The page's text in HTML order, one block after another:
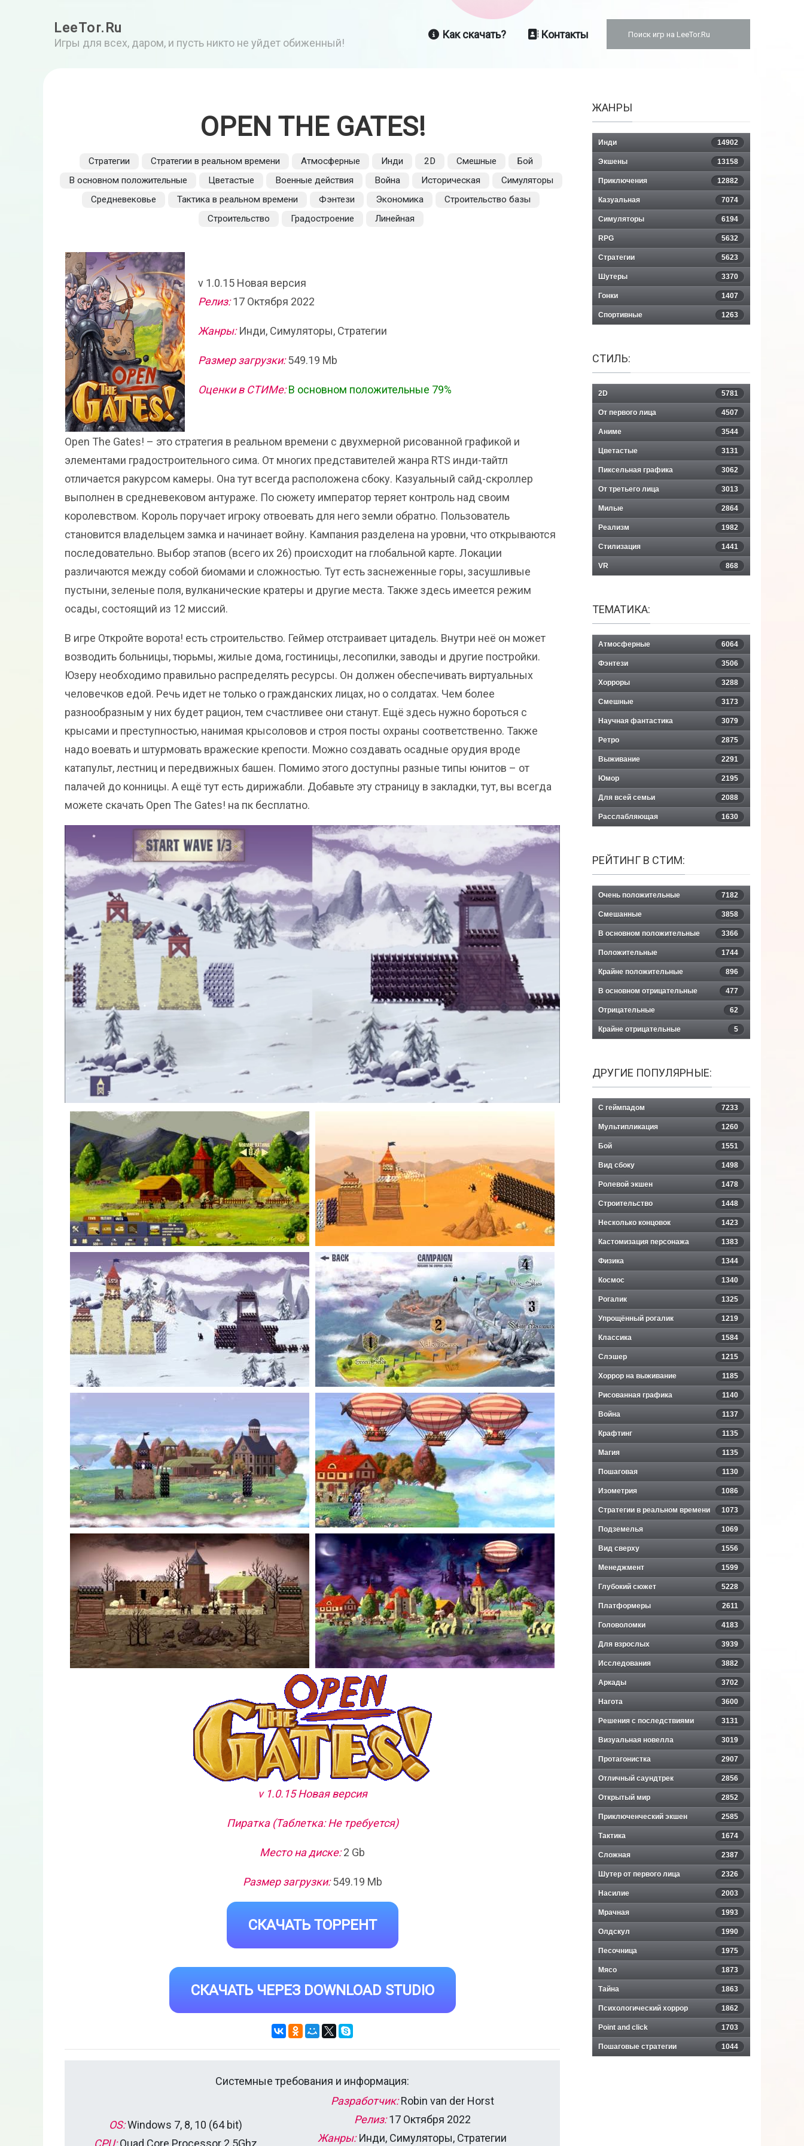
LeeTor.Ru
Игры для всех, даром, и пусть никто не уйдет обиженный!
Как скачать? Контакты
OPEN THE GATES!
Стратегии Стратегии в реальном времени Атмосферные Инди 2D Смешные
Бой
В основном положительные
Цветастые Военные действия Война Историческая
Симуляторы
Средневековье
Тактика в реальном времени Фэнтези Экономика
Строительство базы
Строительство
Градостроение Линейная
v 1.0.15 Новая версия
Релиз:17 Октября 2022
Жанры:Инди, Симуляторы, Стратегии
Размер загрузки:549.19 Mb
Оценки в СТИМе: В основном положительные 79%
Open The Gates! – это стратегия в реальном времени с двухмерной рисованной графикой и
элементами градостроительного сима. От многих представителей жанра RTS инди-тайтл
отличается ракурсом камеры. Она тут всегда расположена сбоку. Казуальный сайд-скроллер
выполнен в средневековом антураже. По сюжету император теряет контроль над своим
королевством. Король поручает игроку отвоевать для него земли обратно. Пользователь
становится владельцем замка и начинает войну. Кампания разделена на уровни, что открываются
последовательно. Выбор этапов (всего их 26) происходит на глобальной карте. Локации
различаются между собой биомами и сложностью. Тут есть заснеженные горы, засушливые
пустыни, зеленые поля, вулканические кратеры и другие места. Также здесь имеется режим
осады, состоящий из 12 миссий.
В игре Откройте ворота! есть строительство. Геймер отстраивает цитадель. Внутри неё он может
возводить больницы, тюрьмы, жилые дома, гостиницы, лесопилки, заводы и другие постройки.
Юзеру необходимо правильно распределять ресурсы. Он должен обеспечивать виртуальных
человечков едой. Речь идет не только о гражданских лицах, но о солдатах. Чем более
разнообразным у них будет рацион, тем счастливее они станут. Ещё здесь нужно бороться с
крысами и преступностью, нанимая крысоловов и строя посты охраны соответственно. Также
надо воевать и штурмовать вражеские крепости. Можно создавать осадные орудия вроде
катапульт, лестниц и передвижных башен. Помимо этого доступны разные типы юнитов – от
палачей до конницы. А ещё тут есть дирижабли. Добавьте эту страницу в закладки, тут, вы всегда
можете скачать Open The Gates! на пк бесплатно.
v 1.0.15 Новая версия
Пиратка (Таблетка: Не требуется)
Место на диске:2 Gb
Размер загрузки:549.19 Mb
СКАЧАТЬ ТОРРЕНТ
СКАЧАТЬ ЧЕРЕЗ DOWNLOAD STUDIO
Системные требования и информация:
OS:Windows 7, 8, 10 (64 bit)
Разработчик:Robin van der Horst
Релиз:17 Октября 2022
Жанры:Инди, Симуляторы, Стратегии
ЖАНРЫ
Инди 14902
Экшены 13158
Приключения 12882
Казуальная 7074
Симуляторы 6194
RPG 5632
Стратегии 5623
Шутеры 3370
Гонки 1407
Спортивные 1263
СТИЛЬ:
2D 5781
От первого лица 4507
Аниме 3544
Цветастые 3131
Пиксельная графика 3062
От третьего лица 3013
Милые 2864
Реализм 1982
Стилизация 1441
VR 868
ТЕМАТИКА:
Атмосферные 6064
Фэнтези 3506
Хорроры 3288
Смешные 3173
Научная фантастика 3079
Ретро 2875
Выживание 2291
Юмор 2195
Для всей семьи 2088
Расслабляющая 1630
РЕЙТИНГ В СТИМ:
Очень положительные 7182
Смешанные 3858
В основном положительные 3366
Положительные 1744
Крайне положительные 896
В основном отрицательные 477
Отрицательные 62
Крайне отрицательные 5
ДРУГИЕ ПОПУЛЯРНЫЕ:
С геймпадом 7233
Мультипликация 1260
Бой 1551
Вид сбоку 1498
Ролевой экшен 1478
Строительство 1448
Несколько концовок 1423
Кастомизация персонажа 1383
Физика 1344
Космос 1340
Рогалик 1325
Упрощённый рогалик 1219
Классика 1584
Слэшер 1215
Хоррор на выживание 1185
Рисованная графика 1140
Война 1137
Крафтинг 1135
Магия 1135
Пошаговая 1130
Изометрия 1086
Стратегии в реальном времени 1073
Подземелья 1069
Вид сверху 1556
Менеджмент 1599
Глубокий сюжет 5228
Платформеры 2611
Головоломки 4183
Для взрослых 3939
Исследования 3882
Аркады 3702
Нагота 3600
Решения с последствиями 3131
Визуальная новелла 3019
Протагонистка 2907
Отличный саундтрек 2856
Открытый мир 2852
Приключенческий экшен 2585
Тактика 1674
Сложная 2387
Шутер от первого лица 2326
Насилие 2003
Мрачная 1993
Олдскул 1990
Песочница 1975
Мясо 1873
Тайна 1863
Психологический хоррор 1862
Point and click 1703
Пошаговые стратегии 1044